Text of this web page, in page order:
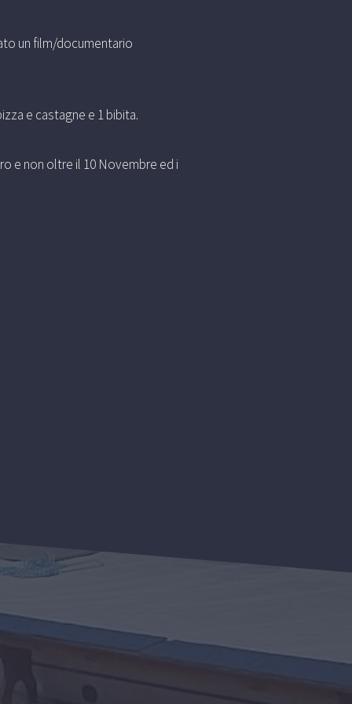
un film/documentario
e castagne e 1 bibita.
e non oltre il 10 Novembre ed i